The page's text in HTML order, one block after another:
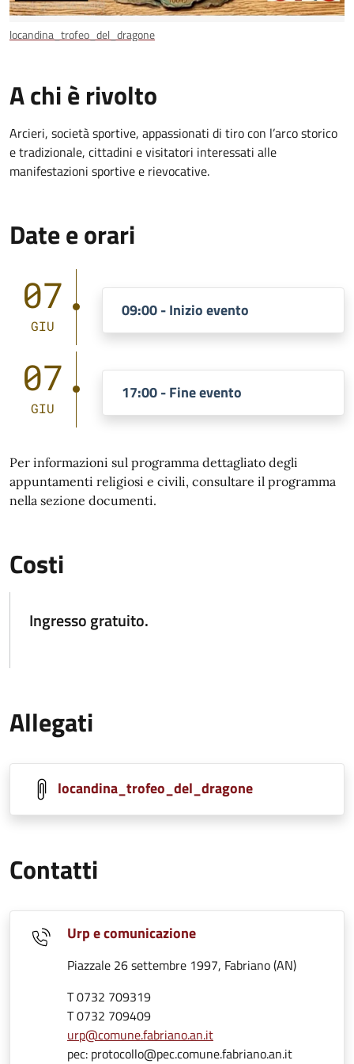
locandina_trofeo_del_dragone
A chi è rivolto
Arcieri, società sportive, appassionati di tiro con l’arco storico
e tradizionale, cittadini e visitatori interessati alle
manifestazioni sportive e rievocative.
Date e orari
07
GIU
09:00 - Inizio evento
07
GIU
17:00 - Fine evento
Per informazioni sul programma dettagliato degli
appuntamenti religiosi e civili, consultare il programma
nella sezione documenti.
Costi
Ingresso gratuito.
Allegati
locandina_trofeo_del_dragone
Contatti
Urp e comunicazione
Piazzale 26 settembre 1997, Fabriano (AN)
T 0732 709319
T 0732 709409
urp@comune.fabriano.an.it
pec: protocollo@pec.comune.fabriano.an.it